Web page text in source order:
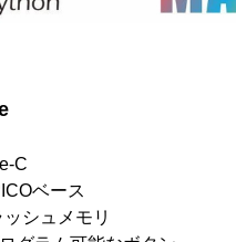
C
ベース
ッシュメモリ